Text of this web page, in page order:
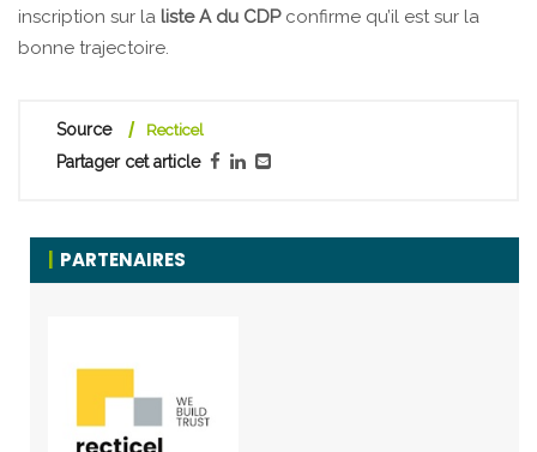
inscription sur la liste A du CDPconfirme qu’il est sur la
bonne trajectoire.
Source Recticel
Partager cet article
PARTENAIRES